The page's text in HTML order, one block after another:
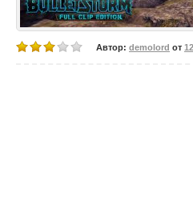
Автор: demolord от